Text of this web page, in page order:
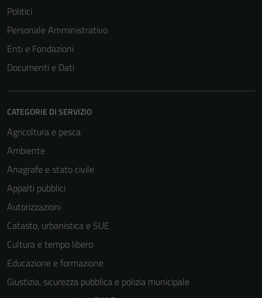
Politici
Personale Amministrativo
Enti e Fondazioni
Documenti e Dati
CATEGORIE DI SERVIZIO
Agricoltura e pesca
Ambiente
Anagrafe e stato civile
Appalti pubblici
Autorizzazioni
Catasto, urbanistica e SUE
Cultura e tempo libero
Educazione e formazione
Giustizia, sicurezza pubblica e polizia municipale
possono